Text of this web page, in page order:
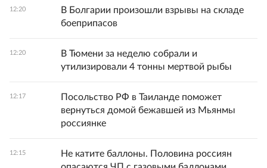
12:20
В Болгарии произошли взрывы на складе
боеприпасов
12:20
В Тюмени за неделю собрали и
утилизировали 4 тонны мертвой рыбы
12:17
Посольство РФ в Таиланде поможет
вернуться домой бежавшей из Мьянмы
россиянке
12:15
Не катите баллоны. Половина россиян